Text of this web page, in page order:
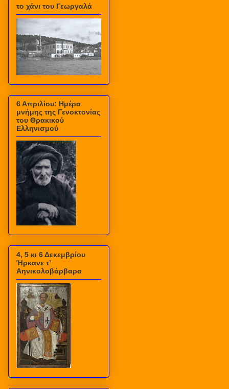
το χάνι του Γεωργαλά
6 Απριλίου: Ημέρα
μνήμης της Γενοκτονίας
του Θρακικού
Ελληνισμού
4, 5 κι 6 Δεκεμβρίου
Ήρκανε τ’
Αηνικολοβάρβαρα